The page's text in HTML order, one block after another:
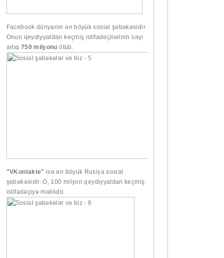
Facebook dünyanın ən böyük sosial şəbəkəsidir.
Onun qeydiyyatdan keçmiş istifadəçilərinin sayı
artıq 750 milyonu ötüb.
"VKontakte" isə ən böyük Rusiya sosial
şəbəkəsidir. O, 100 milyon qeydiyyatdan keçmiş
istifadəçiyə malikdir.